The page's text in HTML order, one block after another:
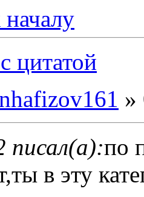
цитатой
»
писал(а):по
в эту